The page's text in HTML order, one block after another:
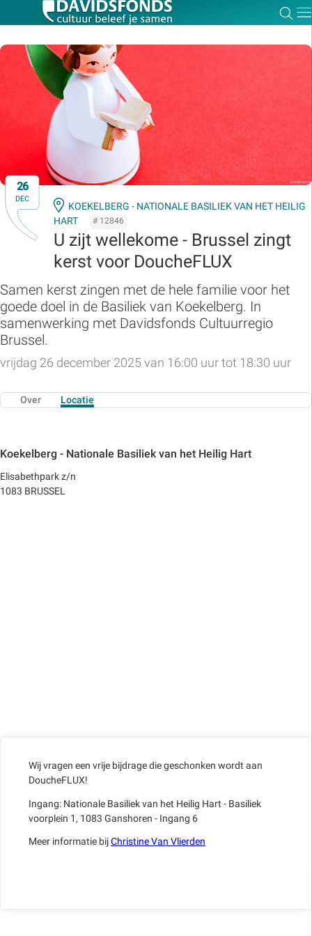
26
DEC
KOEKELBERG - NATIONALE BASILIEK VAN HET HEILIG
HART
# 12846
U zijt wellekome - Brussel zingt
kerst voor DoucheFLUX
Samen kerst zingen met de hele familie voor het
goede doel in de Basiliek van Koekelberg. In
samenwerking met Davidsfonds Cultuurregio
Brussel.
vrijdag 26 december 2025 van 16:00 uur tot 18:30 uur
Over Locatie
Koekelberg - Nationale Basiliek van het Heilig Hart
Elisabethpark z/n
1083 BRUSSEL
Wij vragen een vrije bijdrage die geschonken wordt aan
DoucheFLUX!
Ingang: Nationale Basiliek van het Heilig Hart - Basiliek
voorplein 1, 1083 Ganshoren - Ingang 6
Meer informatie bijChristine Van Vlierden
Zoeken